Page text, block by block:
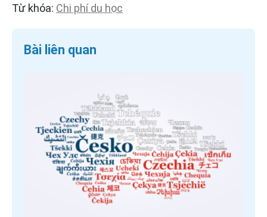
Từ khóa: Chi phí du học
Bài liên quan